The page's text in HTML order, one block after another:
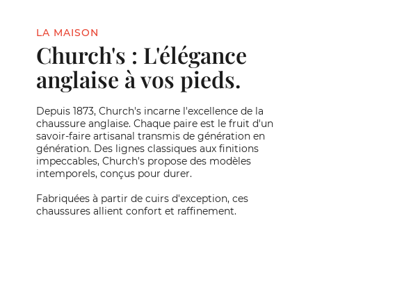
LA MAISON
Church's : L'élégance
anglaise à vos pieds.
Depuis 1873, Church's incarne l'excellence de la
chaussure anglaise. Chaque paire est le fruit d'un
savoir-faire artisanal transmis de génération en
génération. Des lignes classiques aux finitions
impeccables, Church's propose des modèles
intemporels, conçus pour durer.
Fabriquées à partir de cuirs d'exception, ces
chaussures allient confort et raffinement.